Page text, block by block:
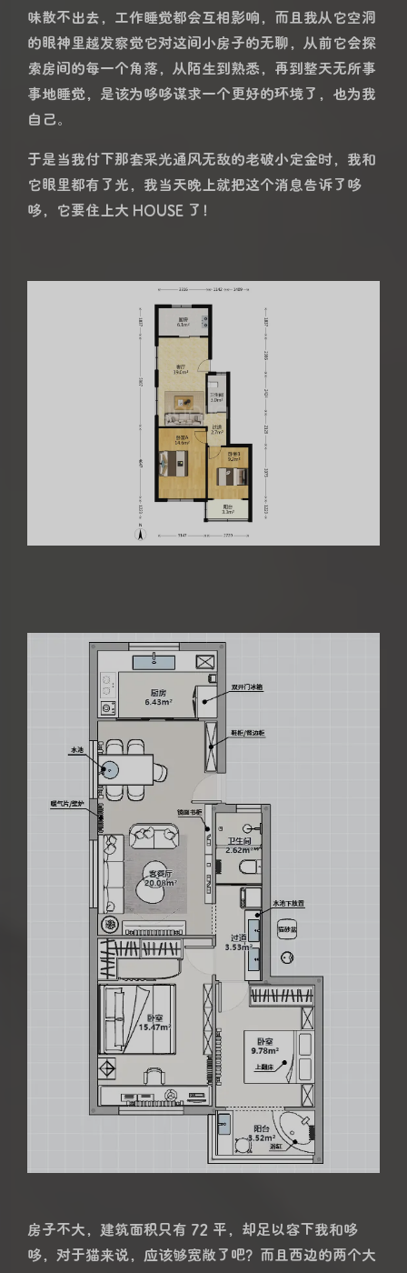
味散不出去，工作睡觉都会互相影响，而且我从它空洞
的眼神里越发察觉它对这间小房子的无聊，从前它会探
索房间的每一个角落，从陌生到熟悉，再到整天无所事
事地睡觉，是该为哆哆谋求一个更好的环境了，也为我
自己。
于是当我付下那套采光通风无敌的老破小定金时，我和
它眼里都有了光，我当天晚上就把这个消息告诉了哆
哆，它要住上大 HOUSE 了！
房子不大，建筑面积只有 72 平，却足以容下我和哆
哆，对于猫来说，应该够宽敞了吧？而且西边的两个大